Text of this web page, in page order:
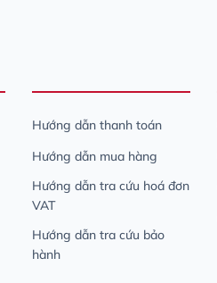
Hướng dẫn thanh toán
Hướng dẫn mua hàng
Hướng dẫn tra cứu hoá đơn
VAT
Hướng dẫn tra cứu bảo
hành